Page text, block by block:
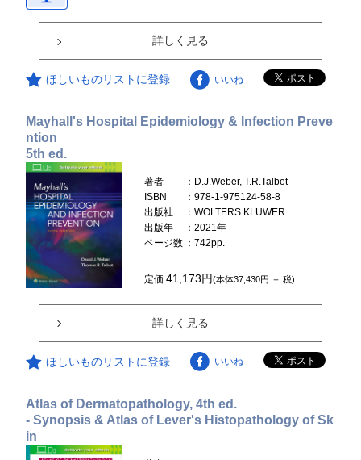
詳しく見る
ほしいものリストに登録 いいね
Mayhall's Hospital Epidemiology & Infection Preve
ntion
5th ed.
著者
：D.J.Weber, T.R.Talbot
ISBN
：978-1-975124-58-8
出版社
：WOLTERS KLUWER
出版年
：2021年
ページ数 ：742pp.
定価41,173円(本体37,430円 ＋ 税)
詳しく見る
ほしいものリストに登録 いいね
Atlas of Dermatopathology, 4th ed.
- Synopsis & Atlas of Lever's Histopathology of Sk
in